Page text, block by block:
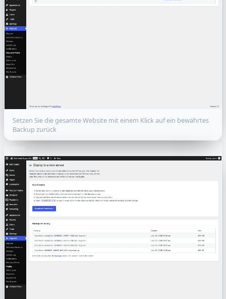
Setzen Sie die gesamte Website mit einem Klick auf ein bewährtes
Backup zurück